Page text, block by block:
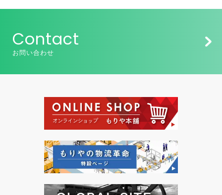
Contact
お問い合わせ